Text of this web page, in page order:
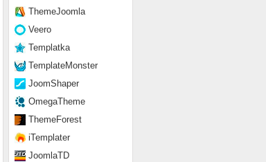
ThemeJoomla
Veero
Templatka
TemplateMonster
JoomShaper
OmegaTheme
ThemeForest
iTemplater
JoomlaTD